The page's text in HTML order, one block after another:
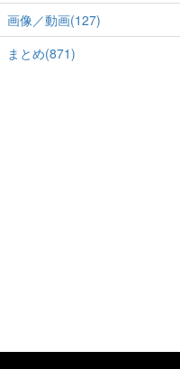
画像／動画(127)
まとめ(871)